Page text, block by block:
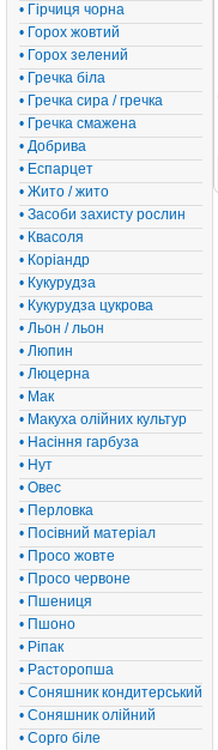
• Гірчиця чорна
• Горох жовтий
• Горох зелений
• Гречка біла
• Гречка сира / гречка
• Гречка смажена
• Добрива
• Еспарцет
• Жито / жито
• Засоби захисту рослин
• Квасоля
• Коріандр
• Кукурудза
• Кукурудза цукрова
• Льон / льон
• Люпин
• Люцерна
• Мак
• Макуха олійних культур
• Насіння гарбуза
• Нут
• Овес
• Перловка
• Посівний матеріал
• Просо жовте
• Просо червоне
• Пшениця
• Пшоно
• Ріпак
• Расторопша
• Соняшник кондитерський
• Соняшник олійний
• Сорго біле